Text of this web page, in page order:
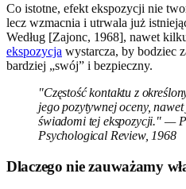
Co istotne, efekt ekspozycji nie
lecz wzmacnia i utrwala już
Według [Zajonc, 1968], nawet
ekspozycja wystarcza, by bodziec
bardziej „swój” i bezpieczny.
"Częstość kontaktu z
jego pozytywnej oceny,
świadomi tej ekspozycji." —
Psychological Review, 1968
Dlaczego nie zauważamy